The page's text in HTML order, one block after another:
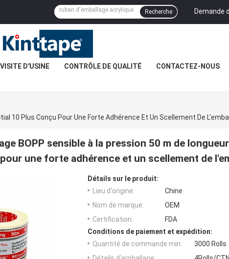
Demande
Recherche
VISITE D'USINE CONTRÔLE DE QUALITÉ CONTACTEZ-NOUS
BOPP sensible à la pression 50 m de
une forte adhérence et un scellement de
Détails sur le produit:
Lieu d'origine:
Chine
Nom de marque:
OEM
Certification:
FDA
Conditions de paiement et expédition:
Quantité de commande min:
3000 Rolls